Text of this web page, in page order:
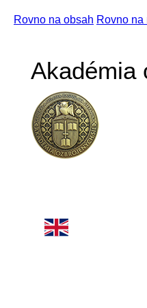
Rovno na obsah Rovno na
Akadémia